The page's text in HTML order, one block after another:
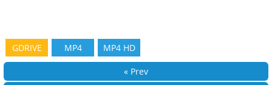
GDRIVE MP4 MP4 HD
« Prev